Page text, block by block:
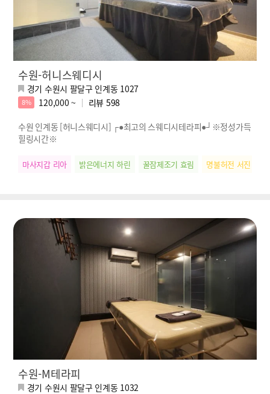
수원-허니스웨디시
경기 수원시 팔달구 인계동 1027
8% 120,000 ~ 리뷰 598
수원 인계동 [허니스웨디시] ┌●최고의 스웨디시테라피●┘※정성가득
힐링시간※
마사지갑 리아 밝은에너지 하린 꿀잠제조기 효림 명불허전 서진
수원-M테라피
경기 수원시 팔달구 인계동 1032